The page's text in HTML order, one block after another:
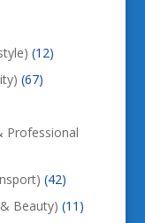
(12)
(67)
Professional
(42)
Beauty) (11)